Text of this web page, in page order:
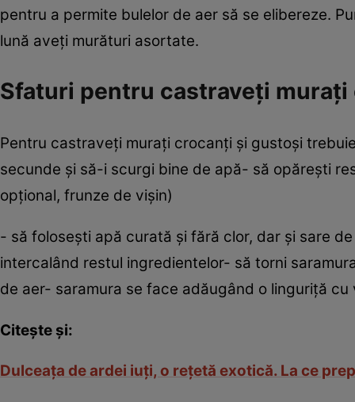
pentru a permite bulelor de aer să se elibereze.
lună aveţi murături asortate.
Sfaturi pentru castraveți
Pentru castraveți murați crocanți și gustoși
secunde și să-i scurgi bine de apă- să opărești
opțional, frunze de vișin)
- să folosești apă curată și fără clor, dar și sare
intercalând restul ingredientelor- să torni
de aer- saramura se face adăugând o linguriță
Citește și:
Dulceața de ardei iuți, o rețetă exotică. La ce